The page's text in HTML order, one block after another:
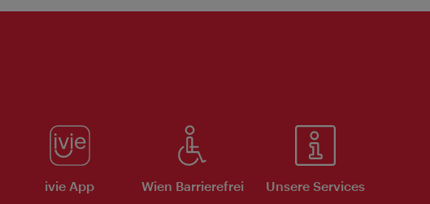
ivie App Wien Barrierefrei Unsere Services